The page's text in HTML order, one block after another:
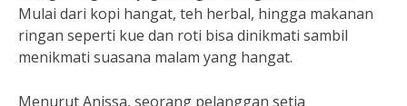
Mulai dari kopi hangat, teh herbal, hingga makanan
ringan seperti kue dan roti bisa dinikmati sambil
menikmati suasana malam yang hangat.
Menurut Anissa, seorang pelanggan setia